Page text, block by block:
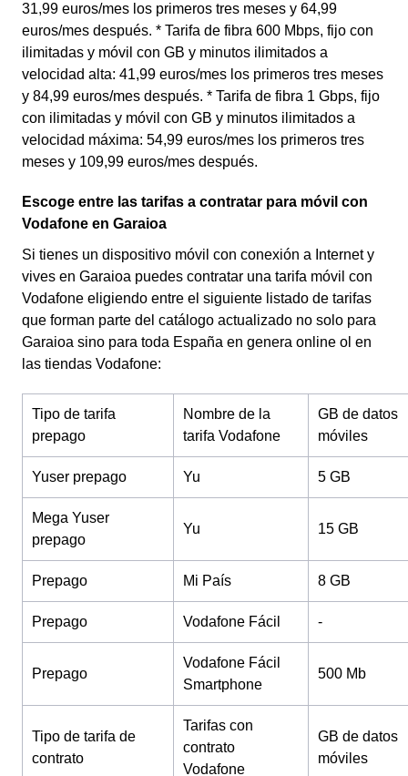
31,99 euros/mes los primeros tres meses y 64,99
euros/mes después. * Tarifa de fibra 600 Mbps, fijo con
ilimitadas y móvil con GB y minutos ilimitados a
velocidad alta: 41,99 euros/mes los primeros tres meses
y 84,99 euros/mes después. * Tarifa de fibra 1 Gbps, fijo
con ilimitadas y móvil con GB y minutos ilimitados a
velocidad máxima: 54,99 euros/mes los primeros tres
meses y 109,99 euros/mes después.
Escoge entre las tarifas a contratar para móvil con
Vodafone en Garaioa
Si tienes un dispositivo móvil con conexión a Internet y
vives en Garaioa puedes contratar una tarifa móvil con
Vodafone eligiendo entre el siguiente listado de tarifas
que forman parte del catálogo actualizado no solo para
Garaioa sino para toda España en genera online ol en
las tiendas Vodafone:
Tipo de tarifa
prepago
Nombre de la
tarifa Vodafone
GB de datos
móviles
Yuser prepago Yu 5 GB
Mega Yuser
prepago
Yu 15 GB
Prepago Mi País 8 GB
Prepago Vodafone Fácil -
Prepago
Vodafone Fácil
Smartphone
500 Mb
Tipo de tarifa de
contrato
Tarifas con
contrato
Vodafone
GB de datos
móviles